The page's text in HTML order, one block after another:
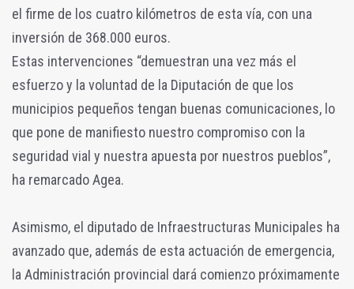
el firme de los cuatro kilómetros de esta vía, con una
inversión de 368.000 euros.
Estas intervenciones “demuestran una vez más el
esfuerzo y la voluntad de la Diputación de que los
municipios pequeños tengan buenas comunicaciones, lo
que pone de manifiesto nuestro compromiso con la
seguridad vial y nuestra apuesta por nuestros pueblos”,
ha remarcado Agea.
Asimismo, el diputado de Infraestructuras Municipales ha
avanzado que, además de esta actuación de emergencia,
la Administración provincial dará comienzo próximamente